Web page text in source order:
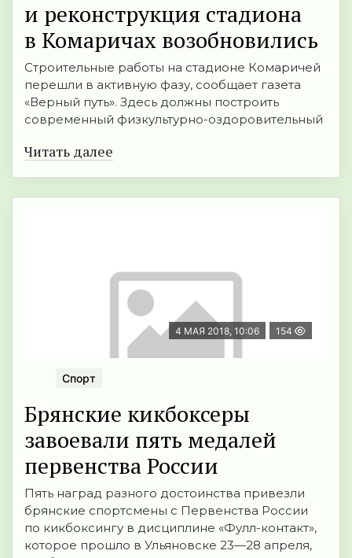
и реконструкция стадиона
в Комаричах возобновились
Строительные работы на стадионе Комаричей
перешли в активную фазу, сообщает газета
«Верный путь». Здесь должны построить
современный физкультурно-оздоровительный
Читать далее
4 МАЯ 2018, 10:06 154
Спорт
Брянские кикбоксеры
завоевали пять медалей
первенства России
Пять наград разного достоинства привезли
брянские спортсмены с Первенства России
по кикбоксингу в дисциплине «Фулл-контакт»,
которое прошло в Ульяновске 23—28 апреля,